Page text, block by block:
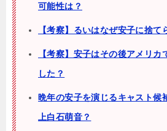
可能性は？
【考察】るいはなぜ安子に捨て
【考察】安子はその後アメリカ
した？
晩年の安子を演じるキャスト候
上白石萌音？